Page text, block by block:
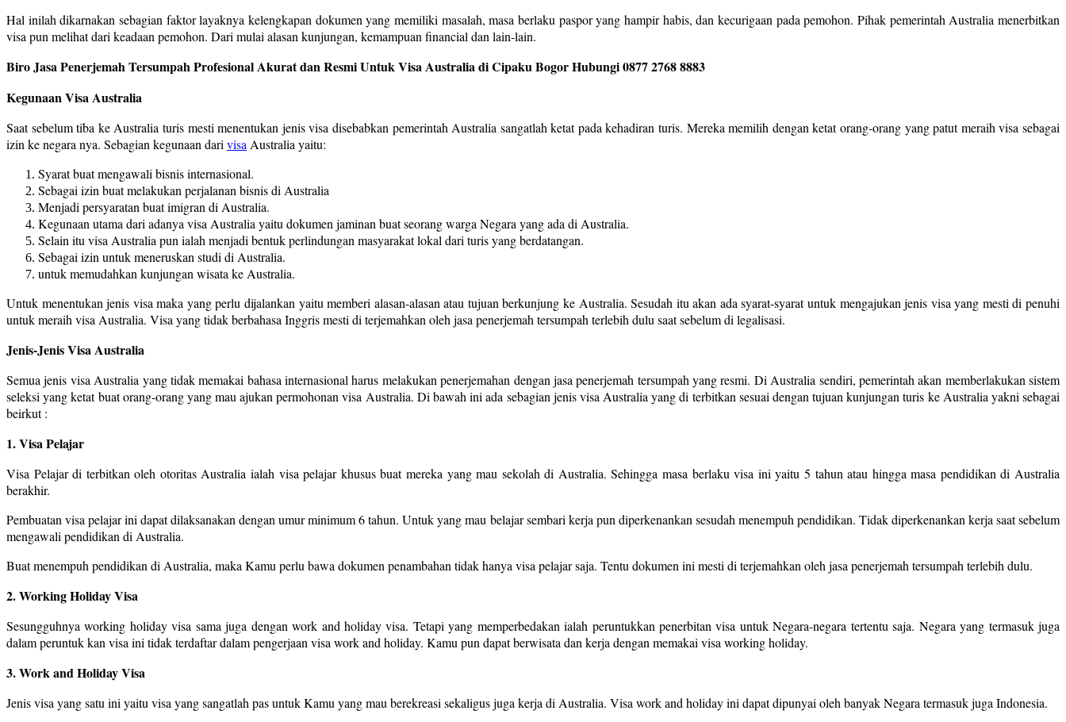
Hal inilah dikarnakan sebagian faktor layaknya kelengkapan dokumen yang memiliki masalah, masa berlaku paspor yang hampir habis, dan kecurigaan pada pemohon. Pihak pemerintah Australia menerbitkan
visa pun melihat dari keadaan pemohon. Dari mulai alasan kunjungan, kemampuan financial dan lain-lain.
Biro Jasa Penerjemah Tersumpah Profesional Akurat dan Resmi Untuk Visa Australia di Cipaku Bogor Hubungi 0877 2768 8883
Kegunaan Visa Australia
Saat sebelum tiba ke Australia turis mesti menentukan jenis visa disebabkan pemerintah Australia sangatlah ketat pada kehadiran turis. Mereka memilih dengan ketat orang-orang yang patut meraih visa sebagai
izin ke negara nya. Sebagian kegunaan dari visa Australia yaitu:
Syarat buat mengawali bisnis internasional.
Sebagai izin buat melakukan perjalanan bisnis di Australia
Menjadi persyaratan buat imigran di Australia.
Kegunaan utama dari adanya visa Australia yaitu dokumen jaminan buat seorang warga Negara yang ada di Australia.
Selain itu visa Australia pun ialah menjadi bentuk perlindungan masyarakat lokal dari turis yang berdatangan.
Sebagai izin untuk meneruskan studi di Australia.
untuk memudahkan kunjungan wisata ke Australia.
Untuk menentukan jenis visa maka yang perlu dijalankan yaitu memberi alasan-alasan atau tujuan berkunjung ke Australia. Sesudah itu akan ada syarat-syarat untuk mengajukan jenis visa yang mesti di penuhi
untuk meraih visa Australia. Visa yang tidak berbahasa Inggris mesti di terjemahkan oleh jasa penerjemah tersumpah terlebih dulu saat sebelum di legalisasi.
Jenis-Jenis Visa Australia
Semua jenis visa Australia yang tidak memakai bahasa internasional harus melakukan penerjemahan dengan jasa penerjemah tersumpah yang resmi. Di Australia sendiri, pemerintah akan memberlakukan sistem
seleksi yang ketat buat orang-orang yang mau ajukan permohonan visa Australia. Di bawah ini ada sebagian jenis visa Australia yang di terbitkan sesuai dengan tujuan kunjungan turis ke Australia yakni sebagai
beirkut :
1. Visa Pelajar
Visa Pelajar di terbitkan oleh otoritas Australia ialah visa pelajar khusus buat mereka yang mau sekolah di Australia. Sehingga masa berlaku visa ini yaitu 5 tahun atau hingga masa pendidikan di Australia
berakhir.
Pembuatan visa pelajar ini dapat dilaksanakan dengan umur minimum 6 tahun. Untuk yang mau belajar sembari kerja pun diperkenankan sesudah menempuh pendidikan. Tidak diperkenankan kerja saat sebelum
mengawali pendidikan di Australia.
Buat menempuh pendidikan di Australia, maka Kamu perlu bawa dokumen penambahan tidak hanya visa pelajar saja. Tentu dokumen ini mesti di terjemahkan oleh jasa penerjemah tersumpah terlebih dulu.
2. Working Holiday Visa
Sesungguhnya working holiday visa sama juga dengan work and holiday visa. Tetapi yang memperbedakan ialah peruntukkan penerbitan visa untuk Negara-negara tertentu saja. Negara yang termasuk juga
dalam peruntuk kan visa ini tidak terdaftar dalam pengerjaan visa work and holiday. Kamu pun dapat berwisata dan kerja dengan memakai visa working holiday.
3. Work and Holiday Visa
Jenis visa yang satu ini yaitu visa yang sangatlah pas untuk Kamu yang mau berekreasi sekaligus juga kerja di Australia. Visa work and holiday ini dapat dipunyai oleh banyak Negara termasuk juga Indonesia.